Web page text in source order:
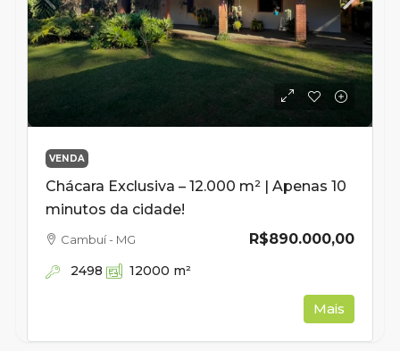
VENDA
Chácara Exclusiva – 12.000 m² | Apenas 10
minutos da cidade!
R$890.000,00
Cambuí - MG
2498 12000 m²
Mais